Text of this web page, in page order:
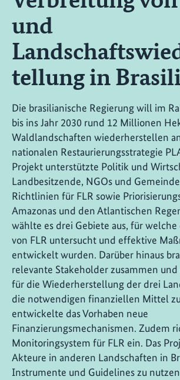
und
tellung in
Die brasilianische Regierung will im
bis ins Jahr 2030 rund 12 Millionen
Waldlandschaften wiederherstellen
nationalen Restaurierungsstrategie
Projekt unterstützte Politik und
Landbesitzende, NGOs und
Richtlinien für FLR sowie
Amazonas und den Atlantischen
wählte es drei Gebiete aus, für
von FLR untersucht und effektive
entwickelt wurden. Darüber hinaus
relevante Stakeholder zusammen
für die Wiederherstellung der drei
die notwendigen finanziellen Mittel
entwickelte das Vorhaben neue
Finanzierungsmechanismen. Zudem
Monitoringsystem für FLR ein. Das
Akteure in anderen Landschaften in
Instrumente und Guidelines zu